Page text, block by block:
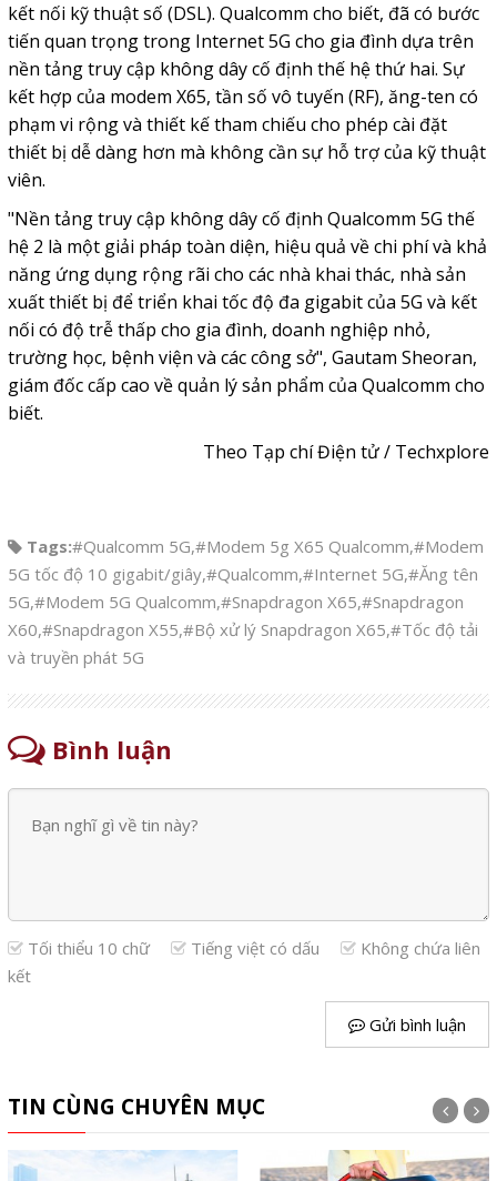
kết nối kỹ thuật số (DSL). Qualcomm cho biết, đã có bước
tiến quan trọng trong Internet 5G cho gia đình dựa trên
nền tảng truy cập không dây cố định thế hệ thứ hai. Sự
kết hợp của modem X65, tần số vô tuyến (RF), ăng-ten có
phạm vi rộng và thiết kế tham chiếu cho phép cài đặt
thiết bị dễ dàng hơn mà không cần sự hỗ trợ của kỹ thuật
viên.
"Nền tảng truy cập không dây cố định Qualcomm 5G thế
hệ 2 là một giải pháp toàn diện, hiệu quả về chi phí và khả
năng ứng dụng rộng rãi cho các nhà khai thác, nhà sản
xuất thiết bị để triển khai tốc độ đa gigabit của 5G và kết
nối có độ trễ thấp cho gia đình, doanh nghiệp nhỏ,
trường học, bệnh viện và các công sở", Gautam Sheoran,
giám đốc cấp cao về quản lý sản phẩm của Qualcomm cho
biết.
Theo Tạp chí Điện tử / Techxplore
Tags:#Qualcomm 5G,#Modem 5g X65 Qualcomm,#Modem
5G tốc độ 10 gigabit/giây,#Qualcomm,#Internet 5G,#Ăng tên
5G,#Modem 5G Qualcomm,#Snapdragon X65,#Snapdragon
X60,#Snapdragon X55,#Bộ xử lý Snapdragon X65,#Tốc độ tải
và truyền phát 5G
Bình luận
Tối thiểu 10 chữ Tiếng việt có dấu
Không chứa liên
kết
Gửi bình luận
TIN CÙNG CHUYÊN MỤC